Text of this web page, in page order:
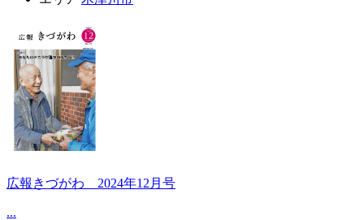
広報きづがわ 2024年12月号
...